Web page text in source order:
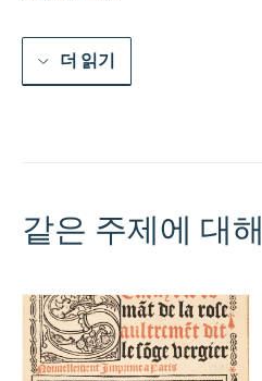
더 읽기
같은 주제에 대해